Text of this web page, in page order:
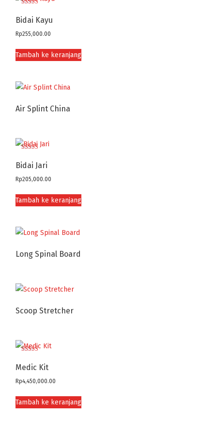
Bidai Kayu
4.77
dari 5
Rp255,000.00
Tambah ke keranjang
Air Splint China
Bidai Jari
4.80
dari 5
Rp205,000.00
Tambah ke keranjang
Long Spinal Board
Scoop Stretcher
Medic Kit
5.00
dari 5
Rp4,450,000.00
Tambah ke keranjang